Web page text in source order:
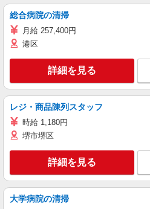
総合病院の清掃
月給 257,400円
港区
詳細を見る
レジ・商品陳列スタッフ
時給 1,180円
堺市堺区
詳細を見る
大学病院の清掃